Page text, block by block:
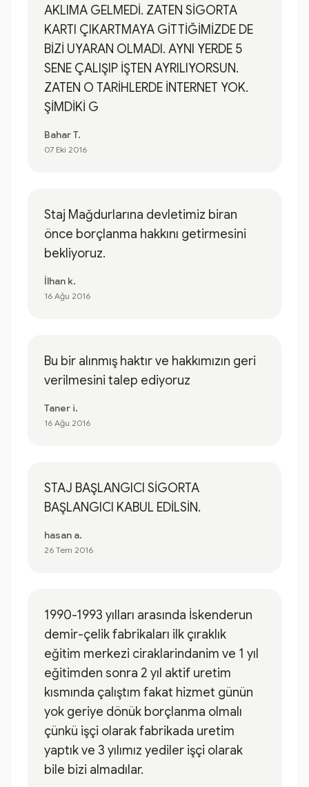
AKLIMA GELMEDİ. ZATEN SİGORTA
KARTI ÇIKARTMAYA GİTTİĞİMİZDE DE
BİZİ UYARAN OLMADI. AYNI YERDE 5
SENE ÇALIŞIP İŞTEN AYRILIYORSUN.
ZATEN O TARİHLERDE İNTERNET YOK.
ŞİMDİKİ G
Bahar T.
07 Eki 2016
Staj Mağdurlarına devletimiz biran
önce borçlanma hakkını getirmesini
bekliyoruz.
İlhan k.
16 Ağu 2016
Bu bir alınmış haktır ve hakkımızın geri
verilmesini talep ediyoruz
Taner i.
16 Ağu 2016
STAJ BAŞLANGICI SİGORTA
BAŞLANGICI KABUL EDİLSİN.
hasan a.
26 Tem 2016
1990-1993 yılları arasında İskenderun
demir-çelik fabrikaları ilk çıraklık
eğitim merkezi ciraklarindanim ve 1 yıl
eğitimden sonra 2 yıl aktif uretim
kısmında çalıştım fakat hizmet günün
yok geriye dönük borçlanma olmalı
çünkü işçi olarak fabrikada uretim
yaptık ve 3 yılımız yediler işçi olarak
bile bizi almadılar.